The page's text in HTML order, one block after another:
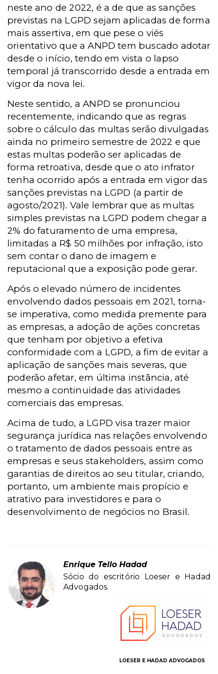
neste ano de 2022, é a de que as sanções
previstas na LGPD sejam aplicadas de forma
mais assertiva, em que pese o viés
orientativo que a ANPD tem buscado adotar
desde o início, tendo em vista o lapso
temporal já transcorrido desde a entrada em
vigor da nova lei.
Neste sentido, a ANPD se pronunciou
recentemente, indicando que as regras
sobre o cálculo das multas serão divulgadas
ainda no primeiro semestre de 2022 e que
estas multas poderão ser aplicadas de
forma retroativa, desde que o ato infrator
tenha ocorrido após a entrada em vigor das
sanções previstas na LGPD (a partir de
agosto/2021). Vale lembrar que as multas
simples previstas na LGPD podem chegar a
2% do faturamento de uma empresa,
limitadas a R$ 50 milhões por infração, isto
sem contar o dano de imagem e
reputacional que a exposição pode gerar.
Após o elevado número de incidentes
envolvendo dados pessoais em 2021, torna-
se imperativa, como medida premente para
as empresas, a adoção de ações concretas
que tenham por objetivo a efetiva
conformidade com a LGPD, a fim de evitar a
aplicação de sanções mais severas, que
poderão afetar, em última instância, até
mesmo a continuidade das atividades
comerciais das empresas.
Acima de tudo, a LGPD visa trazer maior
segurança jurídica nas relações envolvendo
o tratamento de dados pessoais entre as
empresas e seus stakeholders, assim como
garantias de direitos ao seu titular, criando,
portanto, um ambiente mais propício e
atrativo para investidores e para o
desenvolvimento de negócios no Brasil.
Enrique Tello Hadad
Sócio do escritório Loeser e Hadad
Advogados.
LOESER E HADAD ADVOGADOS